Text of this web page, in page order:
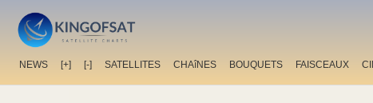
NEWS [+] [-] SATELLITES CHAîNES BOUQUETS FAISCEAUX